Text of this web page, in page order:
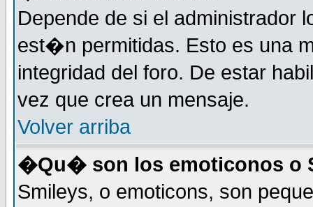
Depende de si el
est�n permitidas. Esto es una
integridad del foro. De estar
vez que crea un mensaje.
Volver arriba
�Qu� son los emoticonos o
Smileys, o emoticons, son